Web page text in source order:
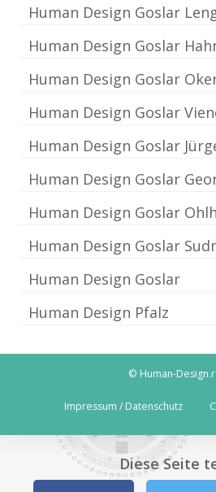
Human Design Goslar
Human Design Goslar
Human Design Goslar
Human Design Goslar
Human Design Goslar
Human Design Goslar
Human Design Goslar
Human Design Goslar
Human Design Goslar
Human Design Pfalz
© Human-
Impressum / Datenschutz
Diese Seite